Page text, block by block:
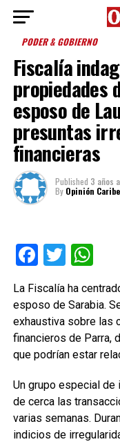
PODER & GOBIERNO
Fiscalía
propiedades
esposo de
presuntas
financieras
Published 3 años
By Opinión Caribe
Facebook
Twitter
La Fiscalía ha
esposo de Sarabia.
exhaustiva sobre las
financieros de Parra,
que podrían estar
Un grupo especial
de cerca las
varias semanas.
indicios de